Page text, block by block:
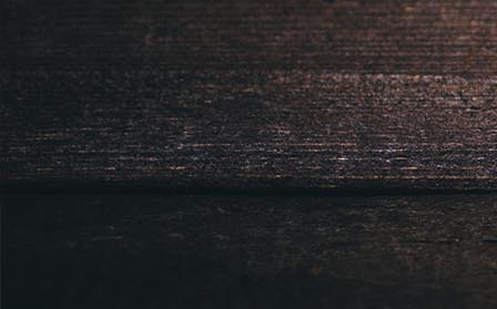
Právnická osoba podnikající dle
Městský soud v Praze spisová
Sídlem: Zbraslavská 55/5a, Praha 5